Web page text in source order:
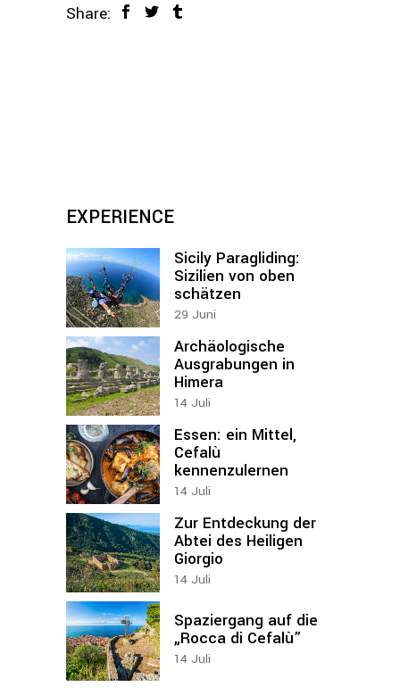
Share:
EXPERIENCE
Sicily Paragliding:
Sizilien von oben
schätzen
29 Juni
Archäologische
Ausgrabungen in
Himera
14 Juli
Essen: ein Mittel,
Cefalù
kennenzulernen
14 Juli
Zur Entdeckung der
Abtei des Heiligen
Giorgio
14 Juli
Spaziergang auf die
„Rocca di Cefalù”
14 Juli